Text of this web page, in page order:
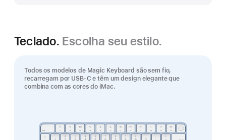
Teclado. Escolha seu estilo.
Todos os modelos de Magic Keyboard são sem fio,
recarregam por USB-C e têm um design elegante que
combina com as cores do iMac.